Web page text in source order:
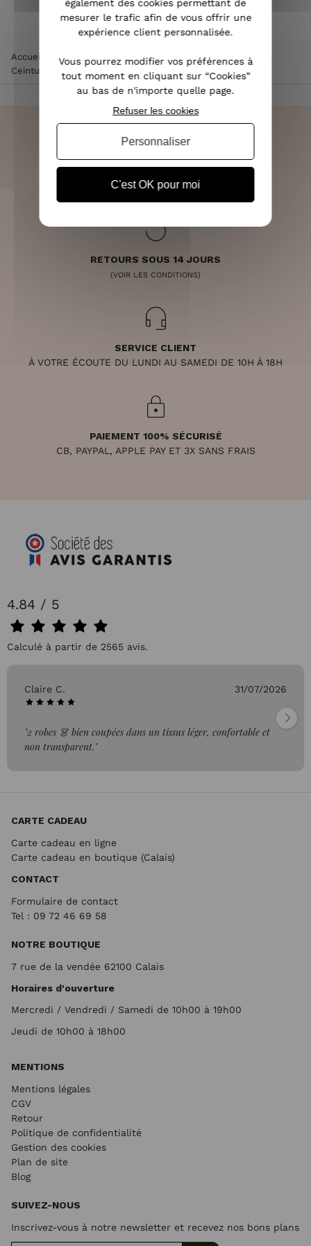
Accueil Accessoires de mode femme Ceinture femme
>
Ceinture élastique noire boucle carrée dorée
OFFERTE DÈS 70€
RETOURS SOUS 14 JOURS
(VOIR LES CONDITIONS)
SERVICE CLIENT
À VOTRE ÉCOUTE DU LUNDI AU SAMEDI DE 10H À 18H
PAIEMENT 100% SÉCURISÉ
CB, PAYPAL, APPLE PAY ET 3X SANS FRAIS
4.84 / 5
Calculé à partir de 2565 avis.
Claire C. 31/07/2026
"2 robes 👗 bien coupées dans un tissus léger, confortable et
non transparent."
CARTE CADEAU
Carte cadeau en ligne
Carte cadeau en boutique (Calais)
CONTACT
Formulaire de contact
Tel : 09 72 46 69 58
NOTRE BOUTIQUE
7 rue de la vendée 62100 Calais
Horaires d'ouverture
Mercredi / Vendredi / Samedi de 10h00 à 19h00
Jeudi de 10h00 à 18h00
MENTIONS
Mentions légales
CGV
Retour
Politique de confidentialité
Gestion des cookies
Plan de site
Blog
SUIVEZ-NOUS
Inscrivez-vous à notre newsletter et recevez nos bons plans
également des cookies permettant de
mesurer le trafic afin de vous offrir une
expérience client personnalisée.
Vous pourrez modifier vos préférences à
tout moment en cliquant sur “Cookies”
au bas de n'importe quelle page.
C'est OK pour moi
Refuser les cookies
Personnaliser